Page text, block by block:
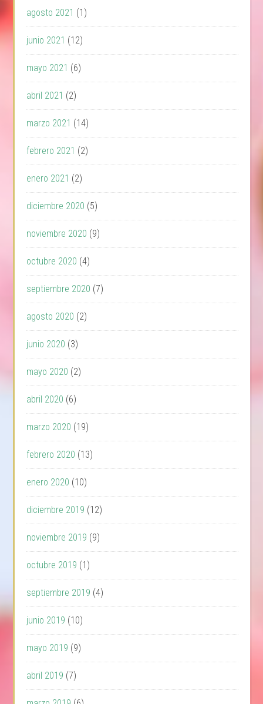
agosto 2021 (1)
junio 2021 (12)
mayo 2021 (6)
abril 2021 (2)
marzo 2021 (14)
febrero 2021 (2)
enero 2021 (2)
diciembre 2020 (5)
noviembre 2020 (9)
octubre 2020 (4)
septiembre 2020 (7)
agosto 2020 (2)
junio 2020 (3)
mayo 2020 (2)
abril 2020 (6)
marzo 2020 (19)
febrero 2020 (13)
enero 2020 (10)
diciembre 2019 (12)
noviembre 2019 (9)
octubre 2019 (1)
septiembre 2019 (4)
junio 2019 (10)
mayo 2019 (9)
abril 2019 (7)